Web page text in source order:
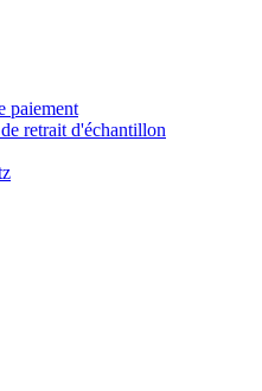
paiement
retrait d'échantillon